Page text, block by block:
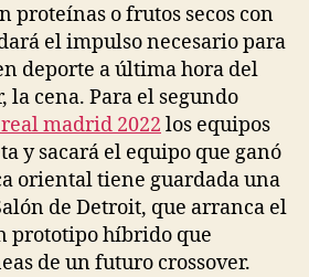
proteínas o frutos secos con
el impulso necesario para
deporte a última hora del
la cena. Para el segundo
madrid 2022 los equipos
y sacará el equipo que ganó
oriental tiene guardada una
de Detroit, que arranca el
prototipo híbrido que
de un futuro crossover.